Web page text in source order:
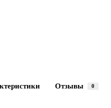
Отзывы 0